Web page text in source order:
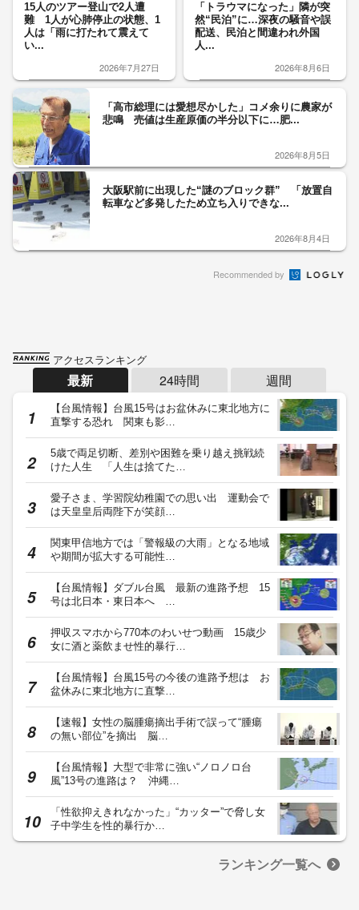
15人のツアー登山で2人遭
難 1人が心肺停止の状態、1
人は「雨に打たれて震えて
い...
2026年7月27日
「トラウマになった」隣が突
然“民泊”に…深夜の騒音や誤
配送、民泊と間違われ外国
人...
2026年8月6日
「高市総理には愛想尽かした」コメ余りに農家が
悲鳴 売値は生産原価の半分以下に…肥...
2026年8月5日
大阪駅前に出現した“謎のブロック群” 「放置自
転車など多発したため立ち入りできな...
2026年8月4日
Recommended by
アクセスランキング
最新 24時間 週間
【台風情報】台風15号はお盆休みに東北地方に
直撃する恐れ 関東も影…
5歳で両足切断、差別や困難を乗り越え挑戦続
けた人生 「人生は捨てた…
愛子さま、学習院幼稚園での思い出 運動会で
は天皇皇后両陛下が笑顔…
関東甲信地方では「警報級の大雨」となる地域
や期間が拡大する可能性…
【台風情報】ダブル台風 最新の進路予想 15
号は北日本・東日本へ …
押収スマホから770本のわいせつ動画 15歳少
女に酒と薬飲ませ性的暴行…
【台風情報】台風15号の今後の進路予想は お
盆休みに東北地方に直撃…
【速報】女性の脳腫瘍摘出手術で誤って“腫瘍
の無い部位”を摘出 脳…
【台風情報】大型で非常に強い“ノロノロ台
風”13号の進路は？ 沖縄…
「性欲抑えきれなかった」“カッター”で脅し女
子中学生を性的暴行か…
ランキング一覧へ